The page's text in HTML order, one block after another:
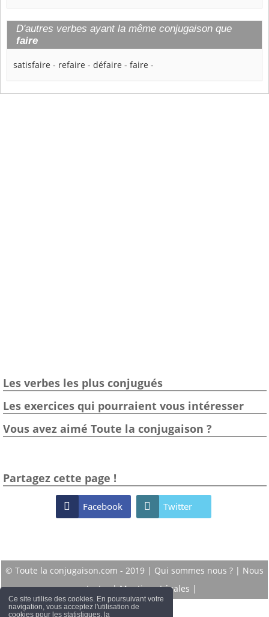
Ce site utilise des cookies. En poursuivant votre
navigation, vous acceptez l'utilisation de
cookies pour les statistiques, la
D'autres verbes ayant la même conjugaison que
faire
satisfaire - refaire - défaire - faire -
Les verbes les plus conjugués
Les exercices qui pourraient vous intéresser
Vous avez aimé Toute la conjugaison ?
Partagez cette page !
 Facebook  Twitter
© Toute la conjugaison.com - 2019 | Qui sommes nous ? | Nous
contacter|Mentions Légales |